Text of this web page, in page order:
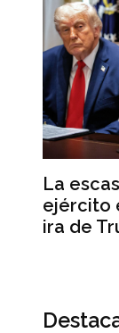
La
ejército
ira de